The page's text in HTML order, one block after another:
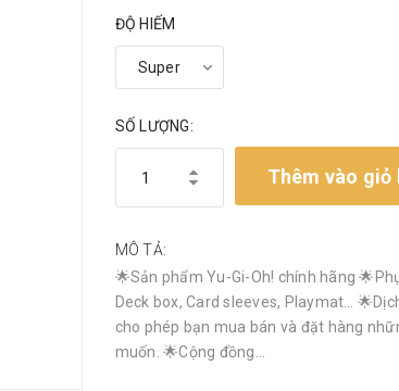
ĐỘ HIẾM
SỐ LƯỢNG:
Thêm vào giỏ
MÔ TẢ:
🌟Sản phẩm Yu-Gi-Oh! chính hãng
Deck box, Card sleeves, Playmat…
cho phép bạn mua bán và đặt hàng
muốn. 🌟Cộng đồng...